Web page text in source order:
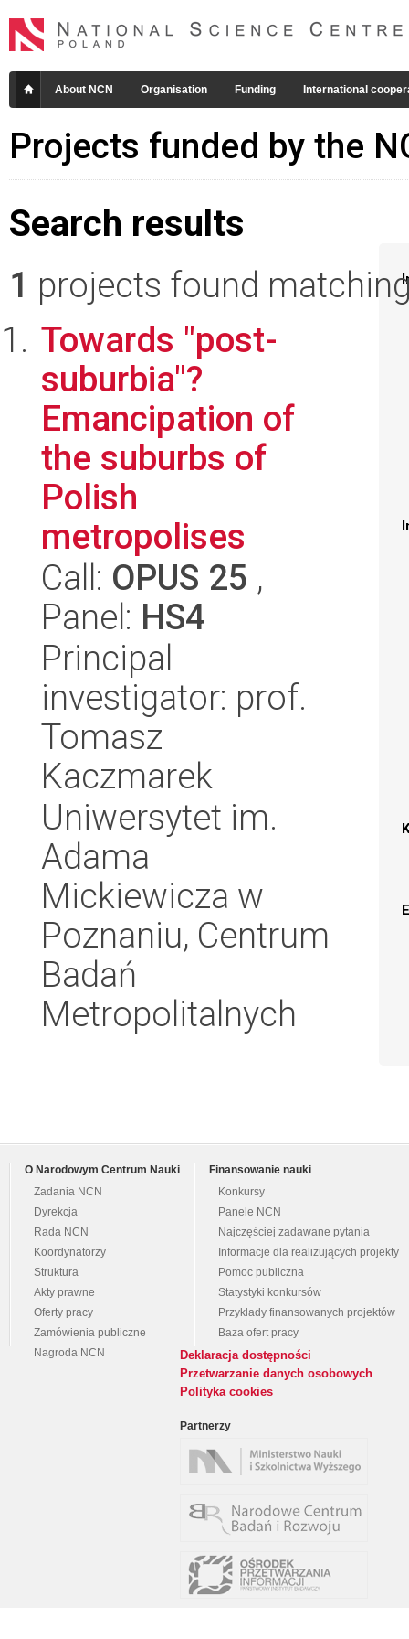
About NCN Organisation Funding International
Projects funded by the
Search results
1 projects found
Towards "post-
suburbia"?
Emancipation of
the suburbs of
Polish
metropolises
Call: OPUS 25 ,
Panel: HS4
Principal
investigator: prof.
Tomasz
Kaczmarek
Uniwersytet im.
Adama
Mickiewicza w
Poznaniu, Centrum
Badań
Metropolitalnych
O Narodowym Centrum Nauki
Zadania NCN
Dyrekcja
Rada NCN
Koordynatorzy
Struktura
Akty prawne
Oferty pracy
Zamówienia publiczne
Nagroda NCN
Finansowanie nauki
Konkursy
Panele NCN
Najczęściej zadawane pytania
Informacje dla realizujących projekty
Pomoc publiczna
Statystyki konkursów
Przykłady finansowanych projektów
Baza ofert pracy
Deklaracja dostępności
Przetwarzanie danych osobowych
Polityka cookies
Partnerzy